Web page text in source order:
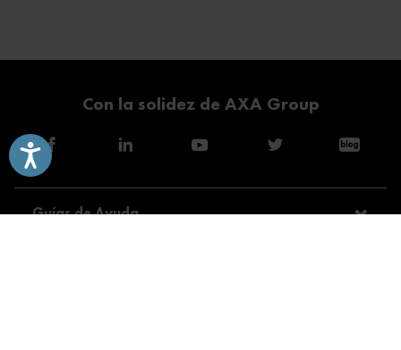
Accesibilidad
Con la solidez de AXA Group
Guías de Ayuda